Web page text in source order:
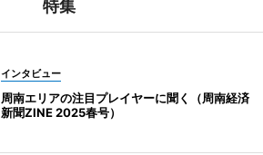
特集
インタビュー
周南エリアの注目プレイヤーに聞く（周南経済
新聞ZINE 2025春号）